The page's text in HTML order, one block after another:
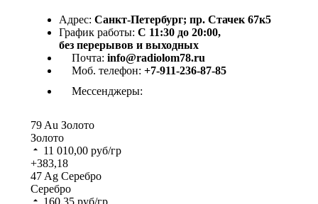
Адрес: Санкт-Петербург; пр. Стачек 67к5
График работы: С 11:30 до 20:00,
без перерывов и выходных
Почта: info@radiolom78.ru
Моб. телефон: +7-911-236-87-85
Мессенджеры:
79Au Золото
Золото
11 010,00 руб/гр
+383,18
47Ag Серебро
Серебро